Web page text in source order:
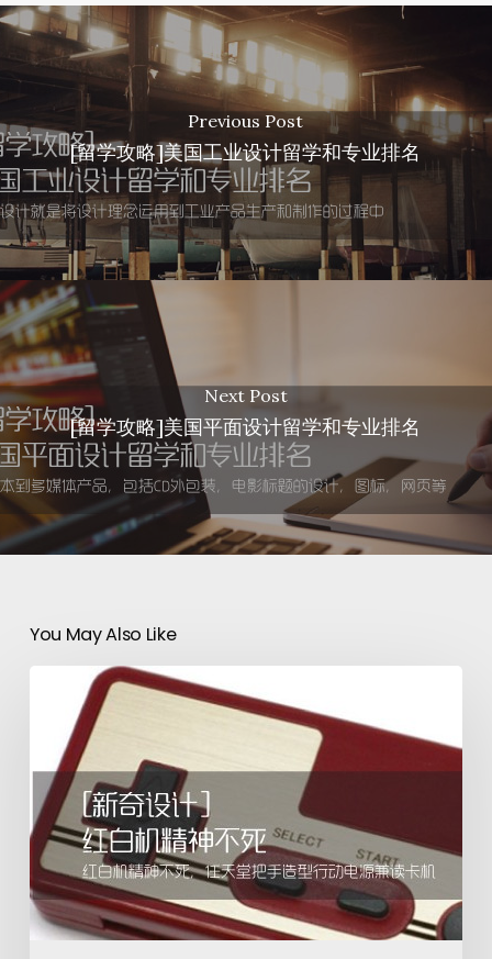
Previous Post
[留学攻略]美国工业设计留学和专业排名
Next Post
[留学攻略]美国平面设计留学和专业排名
You May Also Like